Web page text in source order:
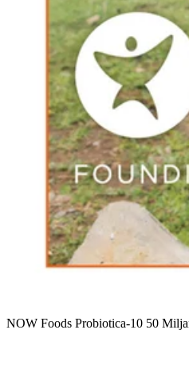
NOW Foods Probiotica-10 50